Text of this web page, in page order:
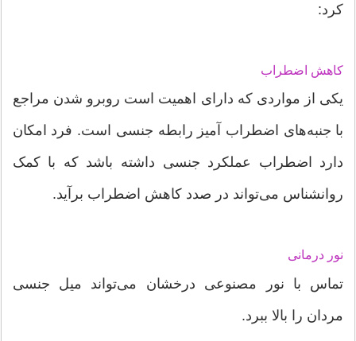
کرد:
کاهش اضطراب
یکی از مواردی که دارای اهمیت است روبرو شدن مراجع
با جنبه‌های اضطراب آمیز رابطه جنسی است. فرد امکان
دارد اضطراب‌ عملکرد جنسی داشته باشد که با کمک
روانشناس می‌تواند در صدد کاهش اضطراب برآید.
نور درمانی
تماس با نور مصنوعی درخشان می‌تواند میل جنسی
مردان را بالا ببرد.